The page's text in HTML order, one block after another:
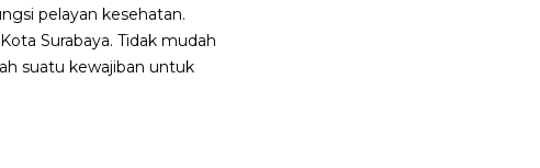
pelayan kesehatan.
Surabaya. Tidak mudah
suatu kewajiban untuk